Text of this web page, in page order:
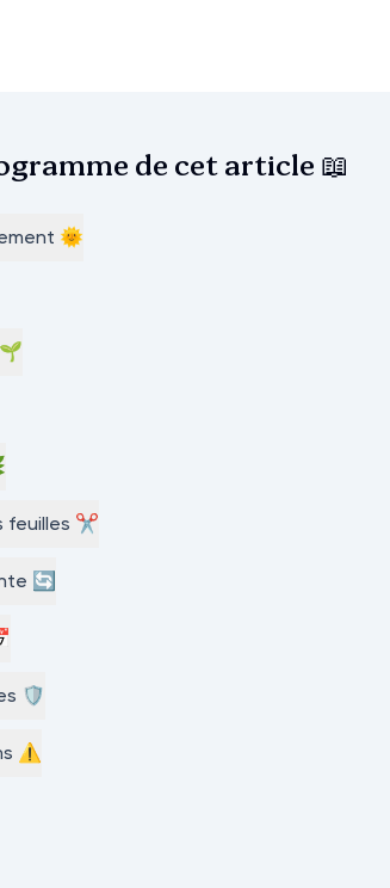
de cet article 📖
🌞
feuilles ✂️
🔄
🛡️
⚠️